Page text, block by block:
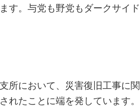
す。与党も野党もダークサイド
所において、災害復旧工事に関
れたことに端を発しています。